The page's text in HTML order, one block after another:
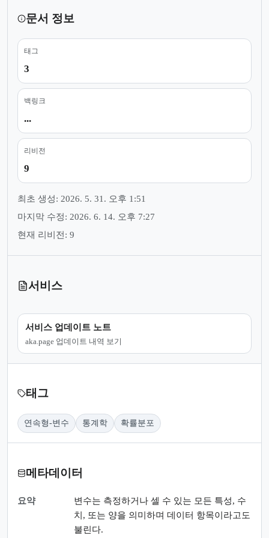
문서 정보
태그
3
백링크
...
리비전
9
최초 생성: 2026. 5. 31. 오후 1:51
마지막 수정: 2026. 6. 14. 오후 7:27
현재 리비전: 9
서비스
서비스 업데이트 노트
aka.page 업데이트 내역 보기
태그
연속형-변수 통계학 확률분포
메타데이터
요약
변수는 측정하거나 셀 수 있는 모든 특성, 수
치, 또는 양을 의미하며 데이터 항목이라고도
불린다.